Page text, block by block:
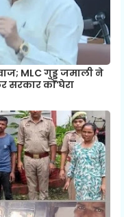
MLC गुड्डू जमाली ने
सरकार को घेरा